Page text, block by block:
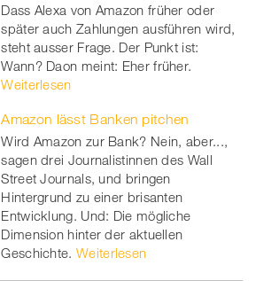
Dass Alexa von Amazon früher oder
später auch Zahlungen ausführen wird,
steht ausser Frage. Der Punkt ist:
Wann? Daon meint: Eher früher.
Weiterlesen
Amazon lässt Banken pitchen
Wird Amazon zur Bank? Nein, aber...,
sagen drei Journalistinnen des Wall
Street Journals, und bringen
Hintergrund zu einer brisanten
Entwicklung. Und: Die mögliche
Dimension hinter der aktuellen
Geschichte. Weiterlesen